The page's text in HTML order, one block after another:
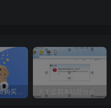
致近期网站付费购买资源及会员用户后，网页显示依然没有购买解决方法！ 关于近期本站部分会员反馈解压文件解压到一半失败出错的说明